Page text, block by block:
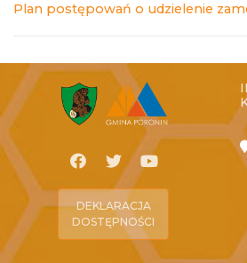
Plan postępowań o udzielenie
DEKLARACJA
DOSTĘPNOŚCI